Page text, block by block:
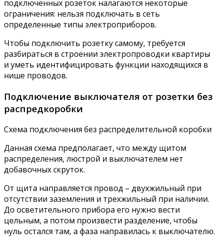
подключенных розеток налагаются некоторые
ограничения: нельзя подключать в сеть
определенные типы электроприборов.
Чтобы подключить розетку самому, требуется
разбираться в строении электропроводки квартиры
и уметь идентифицировать функции находящихся в
нише проводов.
Подключение выключателя от розетки без
распредкоробки
Схема подключения без распределительной коробки
Данная схема предполагает, что между щитом
распределения, люстрой и выключателем нет
добавочных скруток.
От щита направляется провод – двухжильный при
отсутствии заземления и трехжильный при наличии.
До осветительного прибора его нужно вести
цельным, а потом произвести разделение, чтобы
нуль остался там, а фаза направилась к выключателю.